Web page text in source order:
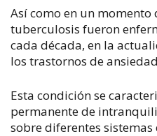
Así como en un
tuberculosis fueron
cada década, en la
los trastornos de
Esta condición se
permanente de
sobre diferentes